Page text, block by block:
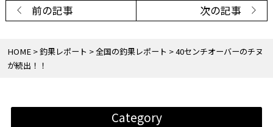
Category
HOME 釣果レポート 全国の釣果レポート
40センチオーバーのチヌ
が続出！！
前の記事 次の記事